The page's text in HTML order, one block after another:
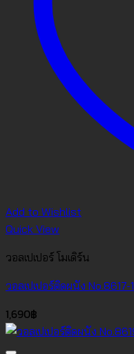
Add to Wishlist
Quick View
วอลเปเปอร์ โมเดิร์น
วอลเปเปอร์ติดผนัง No.8617-1
1,690฿